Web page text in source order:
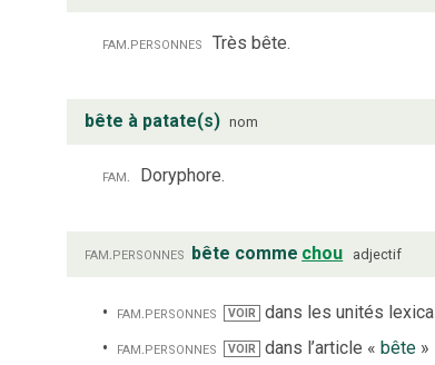
fam.personnes Très bête.
bête à patate(s) nom
fam. Doryphore.
fam.personnes bête comme chou adjectif
fam.personnes VOIR dans les unités
fam.personnes VOIR dans l’article « bête»